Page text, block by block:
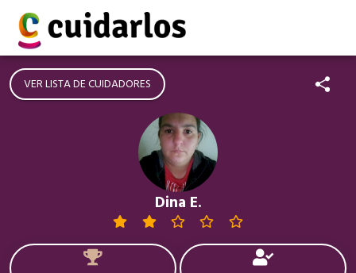
VER LISTA DE CUIDADORES
Dina E.